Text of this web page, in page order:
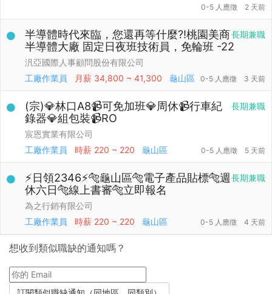
0-5 人應徵 2 天前
長期兼職
半導體時代來臨，您還再等什麼?!桃園美商
半導體大廠 固定日夜班技術員，免輪班 -22
汎亞國際人事顧問股份有限公司
工廠作業員
月薪 34,800 ~ 41,300 龜山區 0-5 人應徵 3 天前
長期兼職
(宗)💎林口A8📹可免加班💎周休📹行車紀
錄器💎組包裝📹RO
宸恩實業有限公司
工廠作業員
時薪 220 ~ 220 龜山區 0-5 人應徵 5 天前
長期兼職
⚡日領2346⚡🐅龜山區🐅電子產品貼標🐅週
休六日🐅線上書審🐅立即報名
為之行銷有限公司
工廠作業員
時薪 220 ~ 220 龜山區 0-5 人應徵 4 天前
想收到類似職缺的通知嗎？